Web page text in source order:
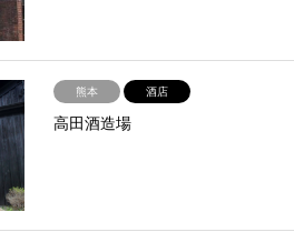
熊本 酒店
高田酒造場